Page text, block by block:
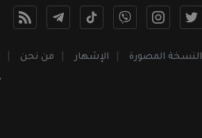
النسخة المصورة الإشهار من نحن